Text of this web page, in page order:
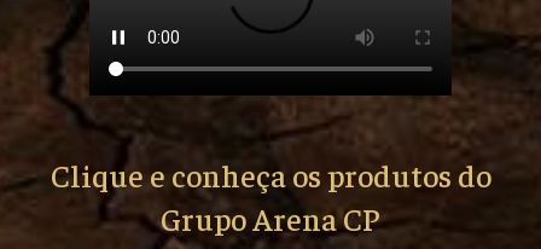
Clique e conheça os produtos do
Grupo Arena CP